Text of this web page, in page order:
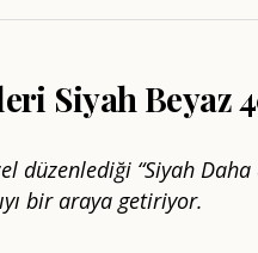
Siyah Beyaz
düzenlediği “Siyah Daha
bir araya getiriyor.